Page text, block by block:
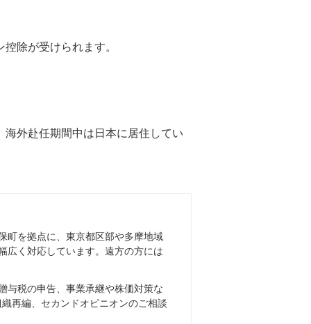
除が受けられます。
外赴任期間中は日本に居住してい
町を拠点に、東京都区部や多摩地域
広く対応しています。遠方の方には
与税の申告、事業承継や株価対策な
再編、セカンドオピニオンのご相談